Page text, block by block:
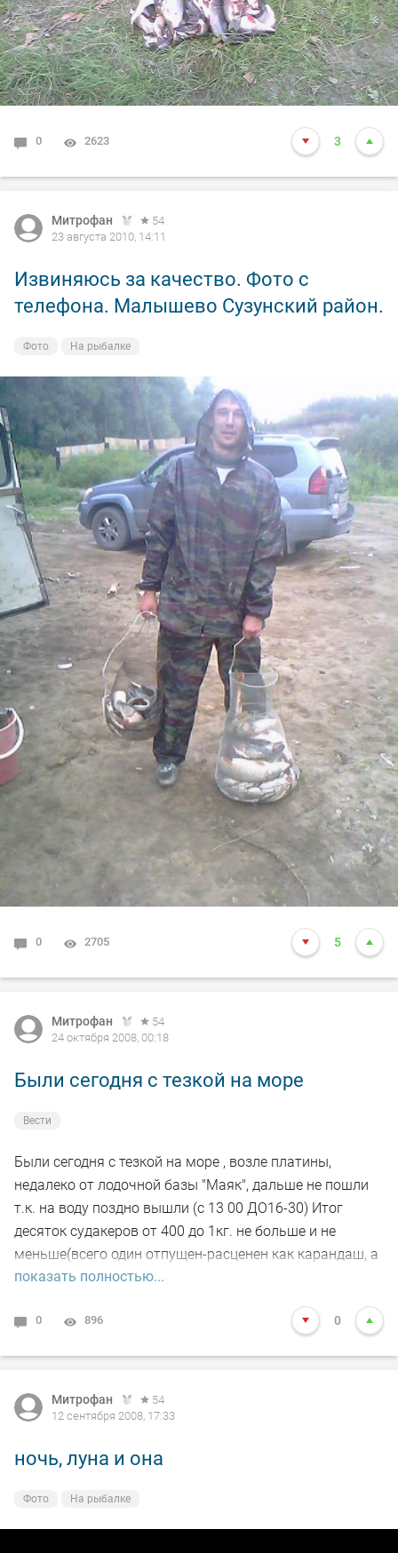
0 2623 3
Митрофан
54
23 августа 2010, 14:11
Извиняюсь за качество. Фото с
телефона. Малышево Сузунский район.
Фото На рыбалке
0 2705 5
Митрофан
54
24 октября 2008, 00:18
Были сегодня с тезкой на море
Вести
Были сегодня с тезкой на море , возле платины,
недалеко от лодочной базы "Маяк", дальше не пошли
т.к. на воду поздно вышли (с 13 00 ДО16-30) Итог
десяток судакеров от 400 до 1кг. не больше и не
меньше(всего один отпущен-расценен как карандаш, а
летом было похуже в том же месте!!!) С погодой
этом году!
показать полностью...
0 896 0
Митрофан
54
12 сентября 2008, 17:33
ночь, луна и она
Фото На рыбалке